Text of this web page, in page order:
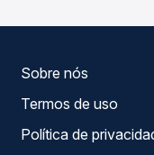
Sobre nós
Termos de uso
Política de